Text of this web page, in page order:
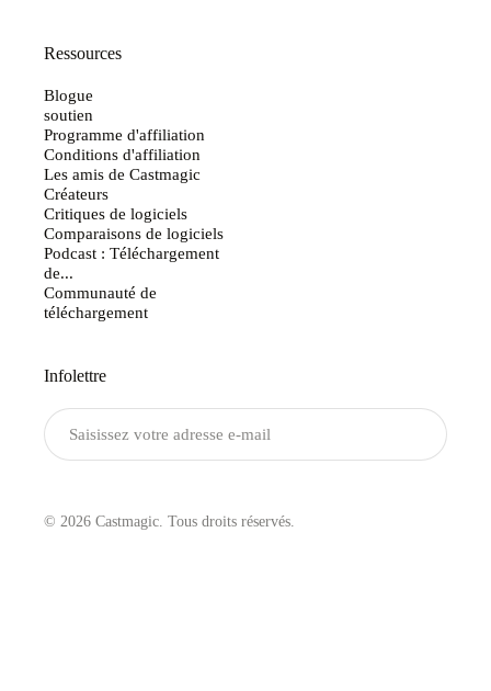
Ressources
Blogue
soutien
Programme d'affiliation
Conditions d'affiliation
Les amis de Castmagic
Créateurs
Critiques de logiciels
Comparaisons de logiciels
Podcast : Téléchargement
de...
Communauté de
téléchargement
Infolettre
© 2026 Castmagic. Tous droits réservés.